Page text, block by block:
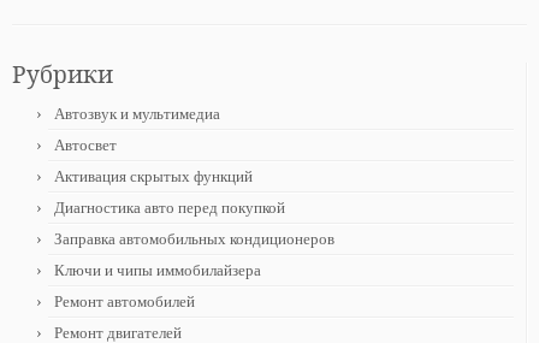
Рубрики
Автозвук и мультимедиа
Автосвет
Активация скрытых функций
Диагностика авто перед покупкой
Заправка автомобильных кондиционеров
Ключи и чипы иммобилайзера
Ремонт автомобилей
Ремонт двигателей